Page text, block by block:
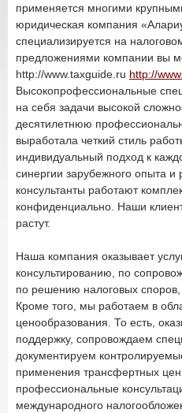
применяется многими
юридическая компания
специализируется на
предложениями компании вы
http://www.taxguide.ru http://
Высокопрофессиональные
на себя задачи высокой
десятилетнюю
выработала четкий стиль
индивидуальный подход к
синергии зарубежного опыта и
консультанты работают
конфиденциально. Наши
растут.
Наша компания оказывает
консультированию, по
по решению налоговых споров,
Кроме того, мы работаем в
ценообразования. То есть,
поддержку, сопровождаем
документируем
применения трансфертных
профессиональные
международного